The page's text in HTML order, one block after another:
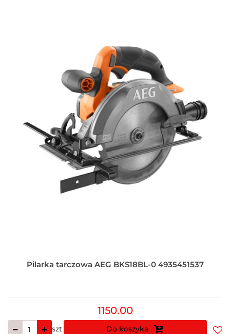
Pilarka tarczowa AEG BKS18BL-0 4935451537
1150.00
szt. Do koszyka